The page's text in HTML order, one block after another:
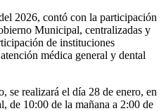
2026, contó con la participación
Municipal, centralizadas y
de instituciones
médica general y dental
se realizará el día 28 de enero, en
de 10:00 de la mañana a 2:00 de